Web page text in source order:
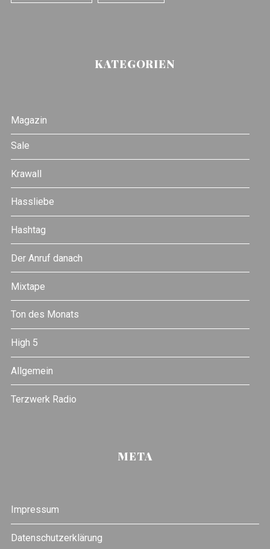
KATEGORIEN
Magazin
Sale
Krawall
Hassliebe
Hashtag
Der Anruf danach
Mixtape
Ton des Monats
High 5
Allgemein
Terzwerk Radio
META
Impressum
Datenschutzerklärung